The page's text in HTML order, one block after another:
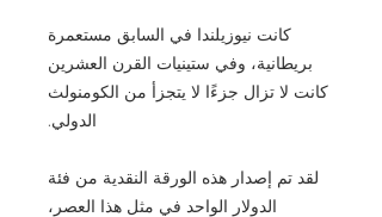
كانت نيوزيلندا في السابق مستعمرة
بريطانية، وفي ستينيات القرن العشرين
كانت لا تزال جزءًا لا يتجزأ من الكومنولث
الدولي.
لقد تم إصدار هذه الورقة النقدية من فئة
الدولار الواحد في مثل هذا العصر،